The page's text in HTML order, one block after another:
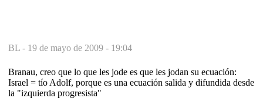
BL - 19 de mayo de 2009 - 19:04
Branau, creo que lo que les jode es que les jodan su ecuación:
Israel = tío Adolf, porque es una ecuación salida y difundida desde
la "izquierda progresista"